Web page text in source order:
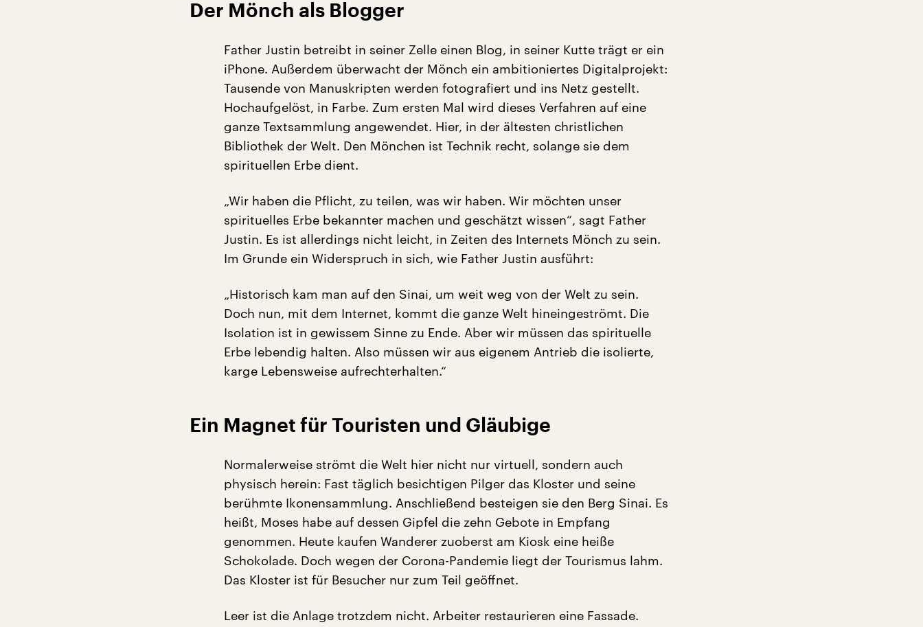
Der Mönch als Blogger
Father Justin betreibt in seiner Zelle einen Blog, in seiner Kutte trägt er ein
iPhone. Außerdem überwacht der Mönch ein ambitioniertes Digitalprojekt:
Tausende von Manuskripten werden fotografiert und ins Netz gestellt.
Hochaufgelöst, in Farbe. Zum ersten Mal wird dieses Verfahren auf eine
ganze Textsammlung angewendet. Hier, in der ältesten christlichen
Bibliothek der Welt. Den Mönchen ist Technik recht, solange sie dem
spirituellen Erbe dient.
„Wir haben die Pflicht, zu teilen, was wir haben. Wir möchten unser
spirituelles Erbe bekannter machen und geschätzt wissen“, sagt Father
Justin. Es ist allerdings nicht leicht, in Zeiten des Internets Mönch zu sein.
Im Grunde ein Widerspruch in sich, wie Father Justin ausführt:
„Historisch kam man auf den Sinai, um weit weg von der Welt zu sein.
Doch nun, mit dem Internet, kommt die ganze Welt hineingeströmt. Die
Isolation ist in gewissem Sinne zu Ende. Aber wir müssen das spirituelle
Erbe lebendig halten. Also müssen wir aus eigenem Antrieb die isolierte,
karge Lebensweise aufrechterhalten.“
Ein Magnet für Touristen und Gläubige
Normalerweise strömt die Welt hier nicht nur virtuell, sondern auch
physisch herein: Fast täglich besichtigen Pilger das Kloster und seine
berühmte Ikonensammlung. Anschließend besteigen sie den Berg Sinai. Es
heißt, Moses habe auf dessen Gipfel die zehn Gebote in Empfang
genommen. Heute kaufen Wanderer zuoberst am Kiosk eine heiße
Schokolade. Doch wegen der Corona-Pandemie liegt der Tourismus lahm.
Das Kloster ist für Besucher nur zum Teil geöffnet.
Leer ist die Anlage trotzdem nicht. Arbeiter restaurieren eine Fassade.